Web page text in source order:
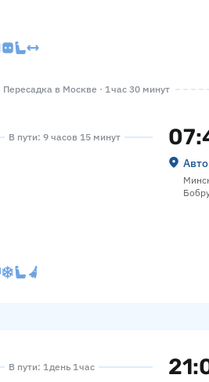
Пересадка в Москве · 1 час 30 минут
В пути: 9 часов 15 минут
В пути: 1 день 1 час